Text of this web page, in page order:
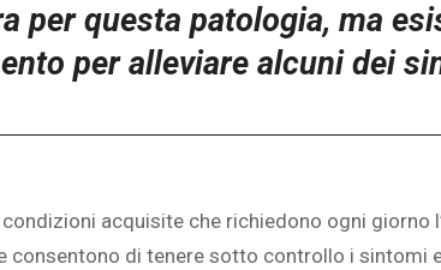
per questa patologia, ma
per alleviare alcuni dei
acquisite che richiedono ogni giorno
consentono di tenere sotto controllo i sintomi